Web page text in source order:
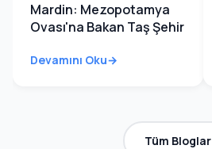
Mardin: Mezopotamya
Ovası'na Bakan Taş Şehir
Devamını Oku
Tüm Bloglar